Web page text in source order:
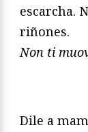
escarcha.
riñones.
Non ti
Dile a